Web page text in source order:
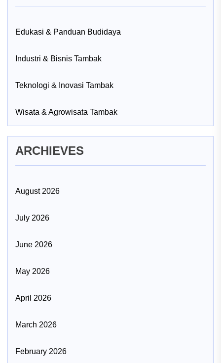
Edukasi & Panduan Budidaya
Industri & Bisnis Tambak
Teknologi & Inovasi Tambak
Wisata & Agrowisata Tambak
ARCHIEVES
August 2026
July 2026
June 2026
May 2026
April 2026
March 2026
February 2026